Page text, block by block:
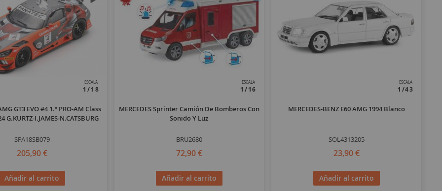
ESCALA
1/18
GT3 EVO #4 1.º PRO-AM Class
G.KURTZ-I.JAMES-N.CATSBURG
SPA18SB079
205,90 €
Añadir al carrito
ESCALA
1/16
MERCEDES Sprinter Camión De Bomberos Con
Sonido Y Luz
BRU2680
72,90 €
Añadir al carrito
ESCALA
1/43
MERCEDES-BENZ E60 AMG 1994 Blanco
SOL4313205
23,90 €
Añadir al carrito